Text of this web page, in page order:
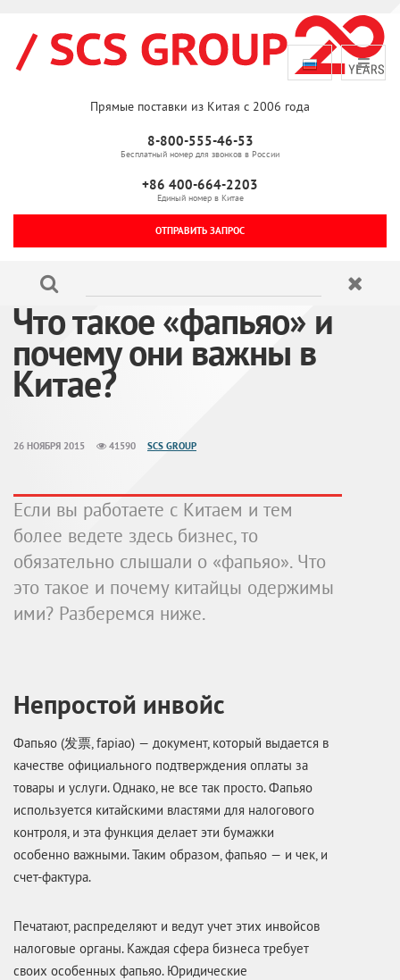
Прямые поставки из Китая с 2006 года
8-800-555-46-53
Бесплатный номер для звонков в России
+86 400-664-2203
Единый номер в Китае
ОТПРАВИТЬ ЗАПРОС
Что такое «фапьяо» и
почему они важны в
Китае?
26 НОЯБРЯ 2015 41590 SCS GROUP
Если вы работаете с Китаем и тем
более ведете здесь бизнес, то
обязательно слышали о «фапьяо». Что
это такое и почему китайцы одержимы
ими? Разберемся ниже.
Непростой инвойс
Фапьяо (发票, fapiao) — документ, который выдается в
качестве официального подтверждения оплаты за
товары и услуги. Однако, не все так просто. Фапьяо
используется китайскими властями для налогового
контроля, и эта функция делает эти бумажки
особенно важными. Таким образом, фапьяо — и чек, и
счет-фактура.
Печатают, распределяют и ведут учет этих инвойсов
налоговые органы. Каждая сфера бизнеса требует
своих особенных фапьяо. Юридические